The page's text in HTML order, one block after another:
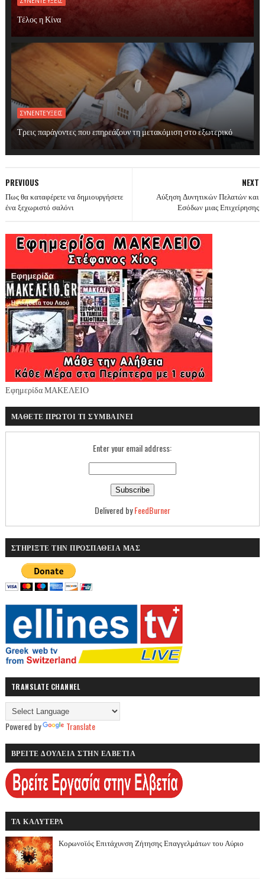
Τέλος η Κίνα
ΣΥΝΕΝΤΕΎΞΕΙΣ
Τρεις παράγοντες που επηρεάζουν τη μετακόμιση στο εξωτερικό
NEXT
Αύξηση Δυνητικών Πελατών και
Εσόδων μιας Επιχείρησης
PREVIOUS
Πως θα καταφέρετε να δημιουργήσετε
ένα ξεχωριστό σαλόνι
Εφημερίδα ΜΑΚΕΛΕΙΟ
ΜΑΘΕΤΕ ΠΡΩΤΟΙ ΤΙ ΣΥΜΒΑΙΝΕΙ
Enter your email address:
Delivered byFeedBurner
ΣΤΗΡΙΞΤΕ ΤΗΝ ΠΡΟΣΠΑΘΕΙΑ ΜΑΣ
TRANSLATE CHANNEL
Powered by Translate
ΒΡΕΙΤΕ ΔΟΥΛΕΙΑ ΣΤΗΝ ΕΛΒΕΤΙΑ
ΤΑ ΚΑΛΥΤΕΡΑ
Κορωνοϊός Επιτάχυνση Ζήτησης Επαγγελμάτων του Αύριο